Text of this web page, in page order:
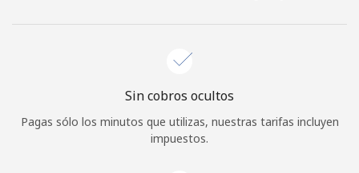
¿Olvidaste tu contraseña? →
Iniciar Sesión
Sin cobros ocultos
Pagas sólo los minutos que utilizas, nuestras tarifas incluyen
impuestos.